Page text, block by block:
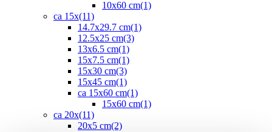
10x60 cm(1)
ca 15x(11)
14.7x29.7 cm(1)
12.5x25 cm(3)
13x6.5 cm(1)
15x7.5 cm(1)
15x30 cm(3)
15x45 cm(1)
ca 15x60 cm(1)
15x60 cm(1)
ca 20x(11)
20x5 cm(2)